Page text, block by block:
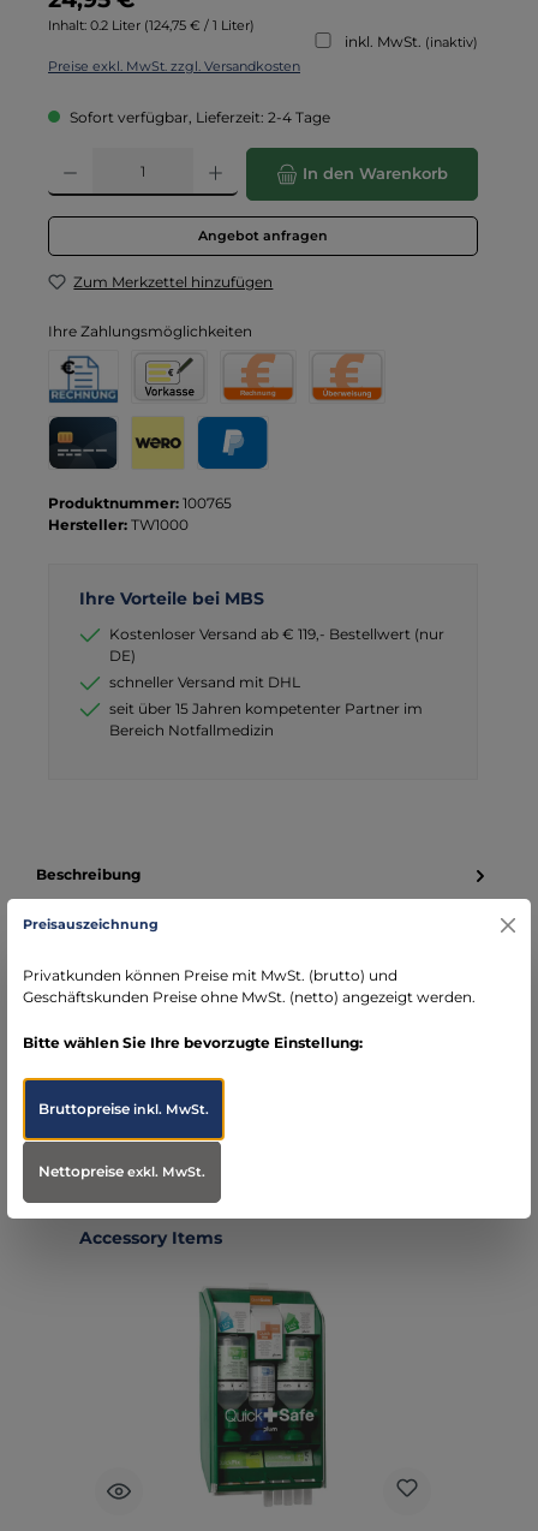
Inhalt: 0.2 Liter (124,75 € / 1 Liter)
inkl. MwSt. (inaktiv)
Preise exkl. MwSt. zzgl. Versandkosten
Sofort verfügbar, Lieferzeit: 2-4 Tage
Produkt Anzahl: Gib den gewünschten Wert ein oder benutze die
In den Warenkorb
Angebot anfragen
Zum Merkzettel hinzufügen
Ihre Zahlungsmöglichkeiten
Rechnung
Rechnung für Behörden
Vorkasse
Produktnummer: 100765
Hersteller: TW1000
Ihre Vorteile bei MBS
Kostenloser Versand ab € 119,- Bestellwert (nur
DE)
schneller Versand mit DHL
seit über 15 Jahren kompetenter Partner im
Bereich Notfallmedizin
Beschreibung
Infos zum Hersteller
Folgende Infos zum Hersteller sind verfübar...Mehr
Produktgalerie überspringen
Accessory Items
Preisauszeichnung
Privatkunden können Preise mit MwSt. (brutto) und
Geschäftskunden Preise ohne MwSt. (netto) angezeigt werden.
Bitte wählen Sie Ihre bevorzugte Einstellung:
Bruttopreiseinkl. MwSt.
Nettopreiseexkl. MwSt.